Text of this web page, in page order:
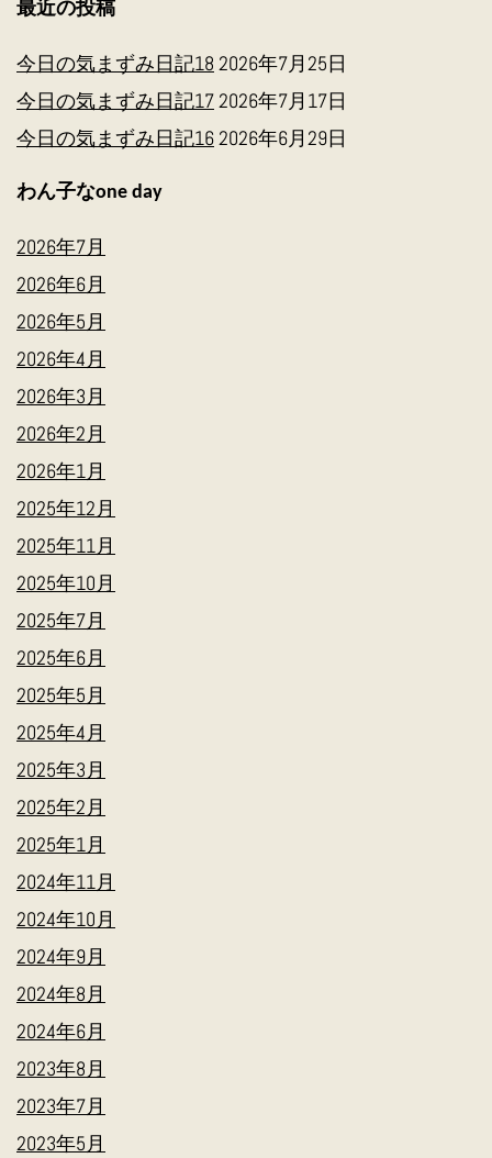
最近の投稿
今日の気まずみ日記18 2026年7月25日
今日の気まずみ日記172026年7月17日
今日の気まずみ日記162026年6月29日
わん子なone day
2026年7月
2026年6月
2026年5月
2026年4月
2026年3月
2026年2月
2026年1月
2025年12月
2025年11月
2025年10月
2025年7月
2025年6月
2025年5月
2025年4月
2025年3月
2025年2月
2025年1月
2024年11月
2024年10月
2024年9月
2024年8月
2024年6月
2023年8月
2023年7月
2023年5月